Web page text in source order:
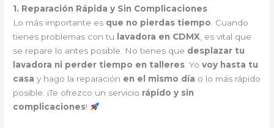
1. Reparación Rápida y Sin Complicaciones
Lo más importante es que no pierdas tiempo . Cuando
tienes problemas con tu
lavadora en CDMX , es vital que
se repare lo antes posible. No tienes que desplazar tu
lavadora ni perder tiempo en talleres . Yovoy hasta tu
casa y hago la reparación en el mismo día o lo más rápido
posible. ¡Te ofrezco un servicio rápido y sin
complicaciones!